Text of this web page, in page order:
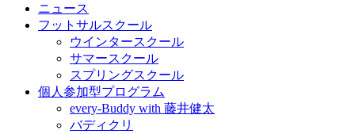
ニュース
フットサルスクール
ウインタースクール
サマースクール
スプリングスクール
個人参加型プログラム
every-Buddy with 藤井健太
バディクリ